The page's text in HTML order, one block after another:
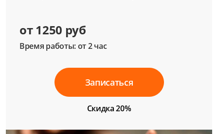
от 1250 руб
Время работы: от 2 час
Записаться
Скидка 20%